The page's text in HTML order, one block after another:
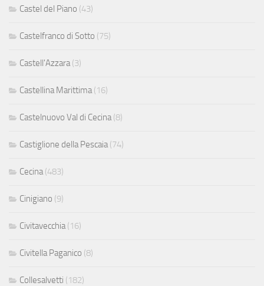
Castel del Piano (43)
Castelfranco di Sotto (75)
Castell'Azzara (3)
Castellina Marittima (16)
Castelnuovo Val di Cecina (8)
Castiglione della Pescaia (74)
Cecina (483)
Cinigiano (9)
Civitavecchia (16)
Civitella Paganico (8)
Collesalvetti (182)